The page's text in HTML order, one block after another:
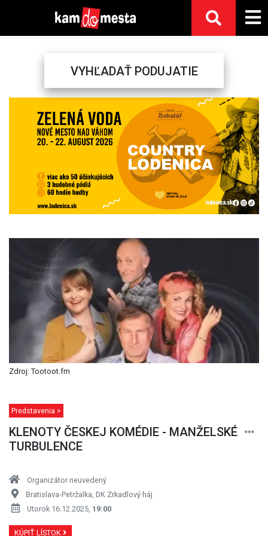
VYHĽADAŤ PODUJATIE
Next
Zdroj: Tootoot.fm
Predstavenia >
KLENOTY ČESKEJ KOMÉDIE - MANŽELSKÉ
TURBULENCE
Organizátor neuvedený
Bratislava-Petržalka, DK Zrkadlový háj
Utorok 16.12.2025, 19:00
KÚPIŤ LÍSTOK